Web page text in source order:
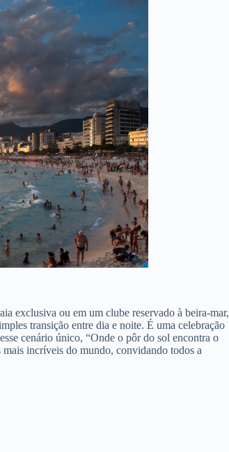
exclusiva ou em um clube reservado à beira-mar,
transição entre dia e noite. É uma celebração
cenário único, “Onde o pôr do sol encontra o
mais incríveis do mundo, convidando todos a